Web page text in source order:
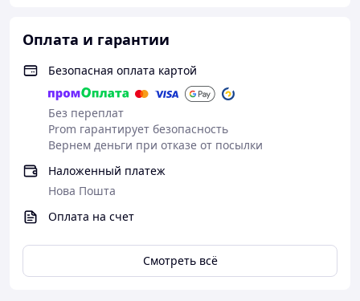
Оплата и гарантии
Безопасная оплата картой
Без переплат
Prom гарантирует безопасность
Вернем деньги при отказе от посылки
Наложенный платеж
Нова Пошта
Оплата на счет
Смотреть всё